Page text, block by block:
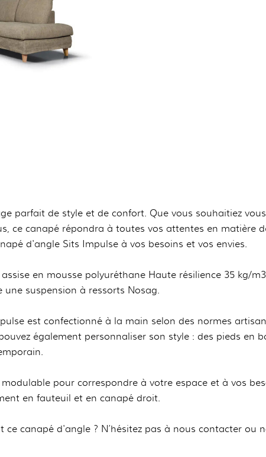
parfait de style et de confort. Que vous souhaitiez
ce canapé répondra à toutes vos attentes en matière
d'angle Sits Impulse à vos besoins et vos envies.
en mousse polyuréthane Haute résilience 35 kg/
suspension à ressorts Nosag.
est confectionné à la main selon des normes
également personnaliser son style : des pieds en
pour correspondre à votre espace et à vos
en fauteuil et en canapé droit.
canapé d'angle ? N’hésitez pas à nous contacter ou